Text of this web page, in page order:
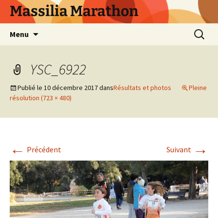
AllerMassilia Marathon
Menu
YSC_6922
Publié le 10 décembre 2017dansRésultats et photos
Pleine
résolution (723 × 480)
← Précédent Suivant →